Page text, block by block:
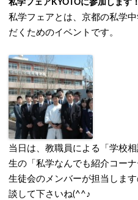
私学フェアKYOTOに参加します！
私学フェアとは、京都の私学
だくためのイベントです。
当日は、教職員による「学校
生の「私学なんでも紹介コーナ
生徒会のメンバーが担当しま
談して下さいね(^^♪